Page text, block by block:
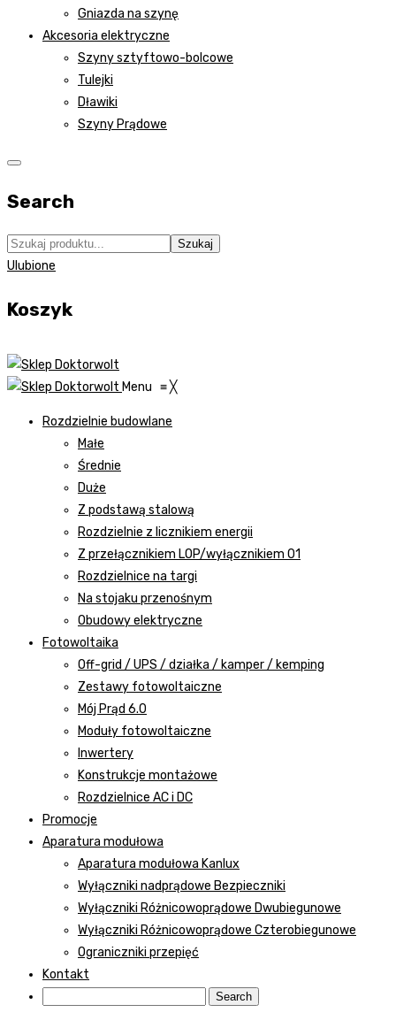
Gniazda na szynę
Akcesoria elektryczne
Szyny sztyftowo-bolcowe
Tulejki
Dławiki
Szyny Prądowe
Search
Szukaj
Ulubione
Koszyk
Menu ≡╳
Rozdzielnie budowlane
Małe
Średnie
Duże
Z podstawą stalową
Rozdzielnie z licznikiem energii
Z przełącznikiem LOP/wyłącznikiem 01
Rozdzielnice na targi
Na stojaku przenośnym
Obudowy elektryczne
Fotowoltaika
Off-grid / UPS / działka / kamper / kemping
Zestawy fotowoltaiczne
Mój Prąd 6.0
Moduły fotowoltaiczne
Inwertery
Konstrukcje montażowe
Rozdzielnice AC i DC
Promocje
Aparatura modułowa
Aparatura modułowa Kanlux
Wyłączniki nadprądowe Bezpieczniki
Wyłączniki Różnicowoprądowe Dwubiegunowe
Wyłączniki Różnicowoprądowe Czterobiegunowe
Ograniczniki przepięć
Kontakt